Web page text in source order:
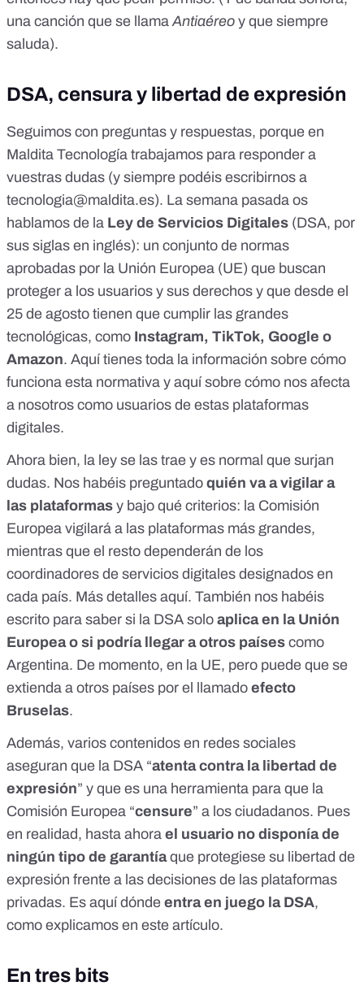
una canción que se llama Antiaéreo y que siempre
saluda).
DSA, censura y libertad de expresión
Seguimos con preguntas y respuestas, porque en
Maldita Tecnología trabajamos para responder a
vuestras dudas (y siempre podéis escribirnos a
tecnologia@maldita.es). La semana pasada os
hablamos de la Ley de Servicios Digitales (DSA, por
sus siglas en inglés): un conjunto de normas
aprobadas por la Unión Europea (UE) que buscan
proteger a los usuarios y sus derechos y que desde el
25 de agosto tienen que cumplir las grandes
tecnológicas, como Instagram, TikTok, Google o
Amazon. Aquí tienes toda la información sobre cómo
funciona esta normativa y aquí sobre cómo nos afecta
a nosotros como usuarios de estas plataformas
digitales.
Ahora bien, la ley se las trae y es normal que surjan
dudas. Nos habéis preguntado quién va a vigilar a
las plataformas y bajo qué criterios: la Comisión
Europea vigilará a las plataformas más grandes,
mientras que el resto dependerán de los
coordinadores de servicios digitales designados en
cada país. Más detalles aquí. También nos habéis
escrito para saber si la DSA solo aplica en la Unión
Europea o si podría llegar a otros países como
Argentina. De momento, en la UE, pero puede que se
extienda a otros países por el llamado efecto
Bruselas.
Además, varios contenidos en redes sociales
aseguran que la DSA “atenta contra la libertad de
expresión” y que es una herramienta para que la
Comisión Europea “censure” a los ciudadanos. Pues
en realidad, hasta ahora el usuario no disponía de
ningún tipo de garantíaque protegiese su libertad de
expresión frente a las decisiones de las plataformas
privadas. Es aquí dónde entra en juego la DSA,
como explicamos en este artículo.
En tres bits